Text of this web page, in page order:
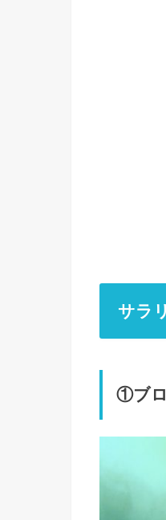
サラ
①ブロ